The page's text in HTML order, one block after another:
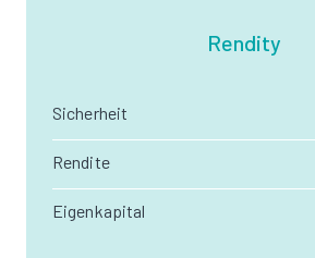
Rendity
Sicherheit
Rendite
Eigenkapital